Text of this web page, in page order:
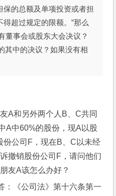
的总额及单项投资或者担
超过规定的限额。”那么
董事会或股东大会决议？
其中的决议？如果没有相
A和另外两个人B、C共同
A中60%的股份，现A以股
份公司F，现在B、C以未经
撤销股份公司F，请问他们
友A该怎么办好？
：《公司法》第十六条第一